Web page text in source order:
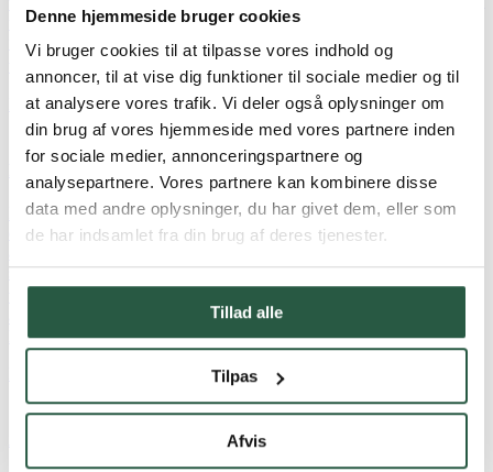
Denne hjemmeside bruger cookies
Vi bruger cookies til at tilpasse vores indhold og
annoncer, til at vise dig funktioner til sociale medier og til
at analysere vores trafik. Vi deler også oplysninger om
din brug af vores hjemmeside med vores partnere inden
for sociale medier, annonceringspartnere og
analysepartnere. Vores partnere kan kombinere disse
data med andre oplysninger, du har givet dem, eller som
de har indsamlet fra din brug af deres tjenester.
Tillad alle
Tilpas
Afvis
til arbejdstøjSpecielt udviklet til at neutralisere sod- og røglugt samt
urin- og svedlugtFjerner effektivt lugt, selv ved lave
vasketemperaturer (20-60⁰C)Indeholder...
Læs mere...
FC10 - Vaskemiddel til arbejdstøj FC10 er et effektivt højtydende
enzymbaseret flydende vaskemiddel, specielt udviklet til kulørt
skånsomt vaskemiddel til kulørt arbejdstøjEffektiv pletfjernelse, selv
arbejdstøjIndeholder hverken parfume, farvestoffer eller optisk
hvidt.Antal vask per 5 liter: 100 Kort om FC10 FC10 er...